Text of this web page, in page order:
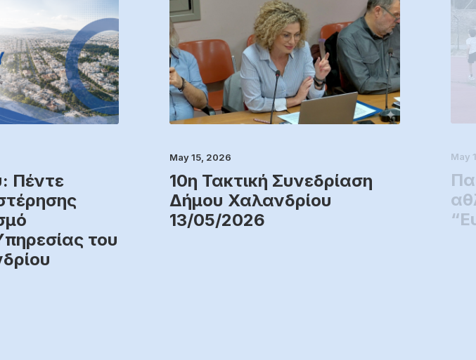
Πέντε
του
May 15, 2026
10η Τακτική Συνεδρίαση
Δήμου Χαλανδρίου
13/05/2026
May